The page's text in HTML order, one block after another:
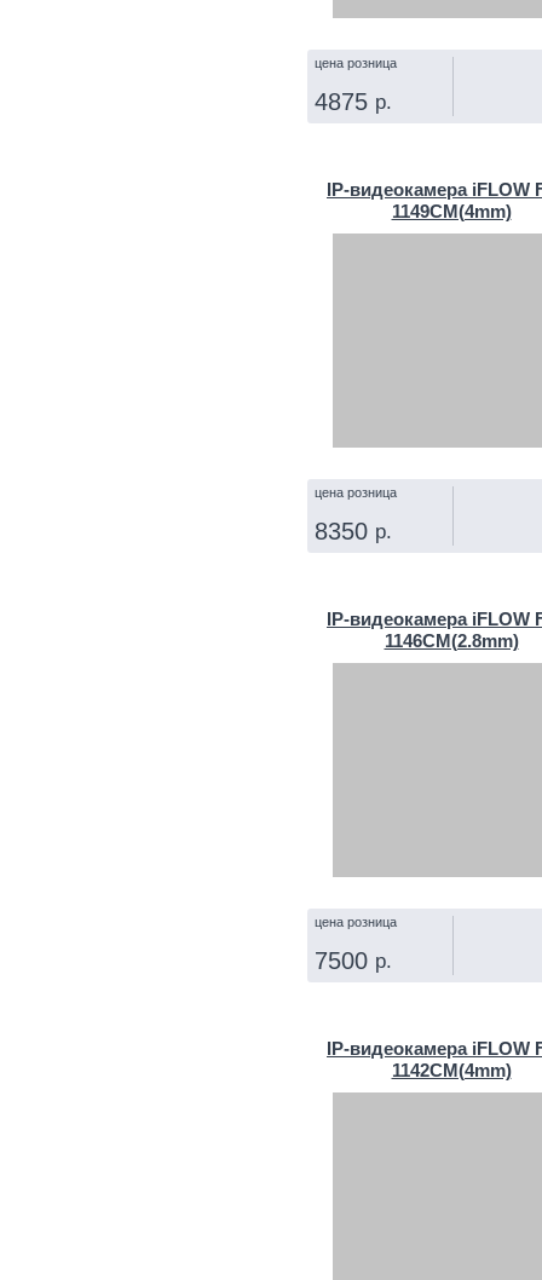
цена розница
4875 р.
IP‑видеокамера iFLOW
1149CM(4mm)
цена розница
8350 р.
IP‑видеокамера iFLOW
1146CM(2.8mm)
цена розница
7500 р.
IP‑видеокамера iFLOW
1142CM(4mm)